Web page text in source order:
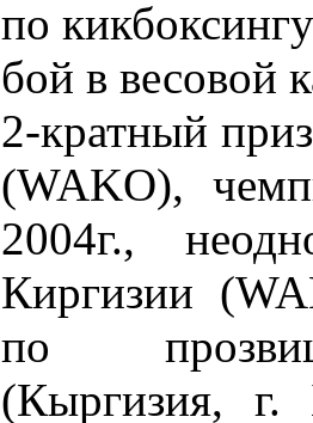
по
бой в весовой
2-кратный
(WAKO),
2004г.,
Киргизии
по
(Кыргизия,